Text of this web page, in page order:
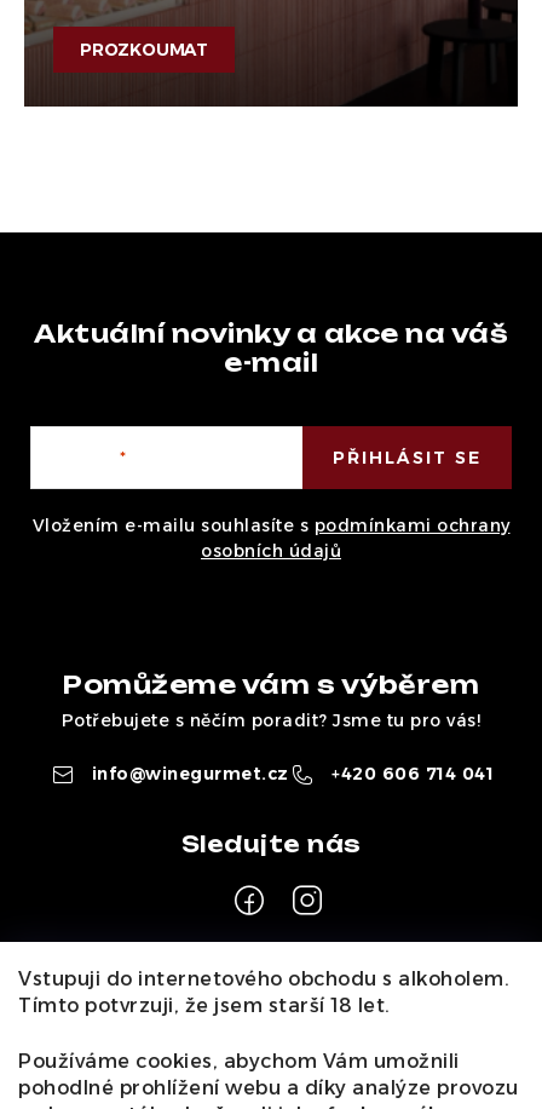
Vstupuji do internetového obchodu s alkoholem.
Tímto potvrzuji, že jsem starší 18 let.
Používáme cookies, abychom Vám umožnili
pohodlné prohlížení webu a díky analýze provozu
PROZKOUMAT
Pomůžeme vám s výběrem
Potřebujete s něčím poradit? Jsme tu pro vás!
info@winegurmet.cz +420 606 714 041
Aktuální novinky a akce na váš
e-mail
Vložením e-mailu souhlasíte s podmínkami ochrany
osobních údajů
PŘIHLÁSIT SE
Z
á
a
Pro zákazníky
O násNaši vinařiKontaktyWineclubKariéraB2B
Vinné zážitky